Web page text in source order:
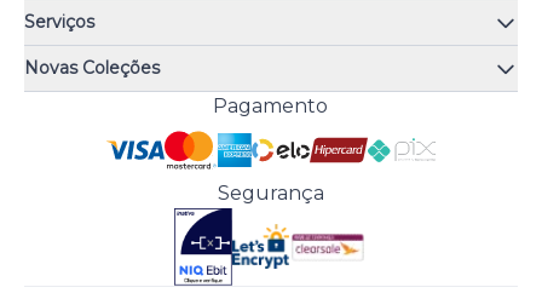
Quem somos
Quiz de fragrâncias
Trocas e Devoluções
Troque Fácil
Perguntas Frequentes
Política de Pagamento
Política de Entrega
Política de Privacidade
Comprar com CNPJ?
Sobre a COTY no mundo
Serviços
Atendimento
Meus Pedidos
Trabalhe Conosco
Preferências de Cookies
Novas Coleções
Cenoura & Bronze
Pagamento
Segurança